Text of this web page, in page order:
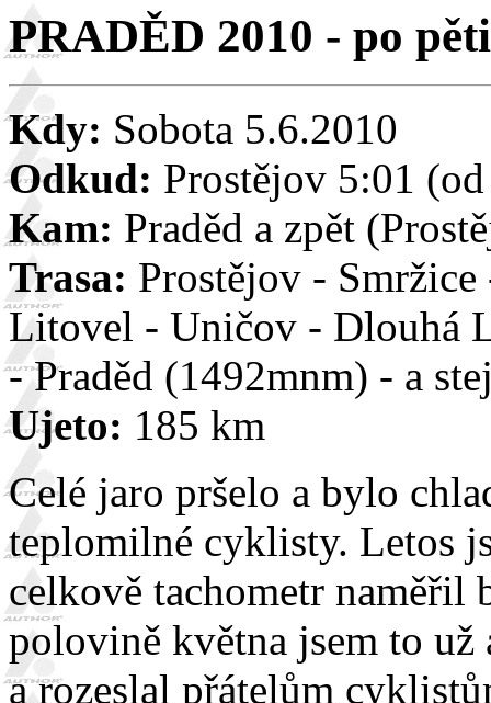
PRADĚD 2010 - po
Kdy: Sobota 5.6.2010
Odkud: Prostějov 5:01 (od
Kam: Praděd a zpět
Trasa: Prostějov -
Litovel - Uničov - Dlouhá
- Praděd (1492mnm) - a
Ujeto: 185 km
Celé jaro pršelo a bylo
teplomilné cyklisty. Letos
celkově tachometr
polovině května jsem to
a rozeslal přátelům